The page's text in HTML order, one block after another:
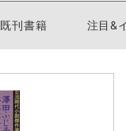
既刊書籍 注目&